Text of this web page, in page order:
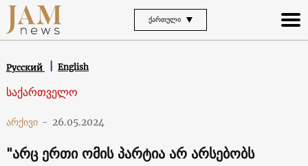
ᲥᲐᲠᲗᲣᲚᲘ
Русский English
საქართველო
არქივი - 26.05.2024
"არც ერთი ომის პარტია არ არსებობს